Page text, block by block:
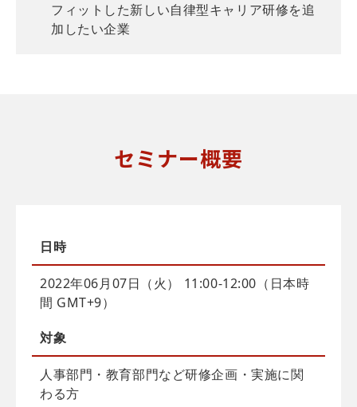
フィットした新しい自律型キャリア研修を追
加したい企業
セミナー概要
日時
2022年06月07日（火） 11:00-12:00（日本時
間 GMT+9）
対象
人事部門・教育部門など研修企画・実施に関
わる方